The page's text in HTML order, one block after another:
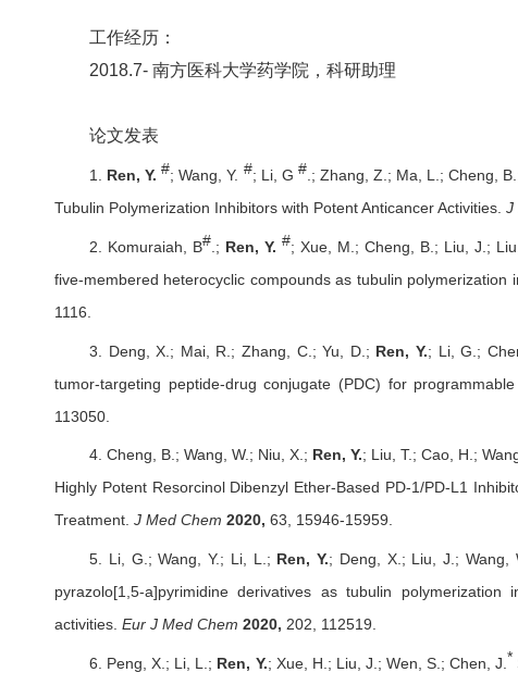
工作经历：
2018.7- 南方医科大学药学院，科研助理
论文发表
1. Ren, Y. #; Wang, Y. #; Li, G #.; Zhang, Z.; Ma, L.; Cheng,
Tubulin Polymerization Inhibitors with Potent Anticancer Activities. J
2. Komuraiah, B#.; Ren, Y. #; Xue, M.; Cheng, B.; Liu, J.;
five-membered heterocyclic compounds as tubulin
1116.
3. Deng, X.; Mai, R.; Zhang, C.; Yu, D.; Ren, Y.; Li, G.;
tumor-targeting peptide-drug conjugate (PDC) for
113050.
4. Cheng, B.; Wang, W.; Niu, X.; Ren, Y.; Liu, T.; Cao, H.;
Highly Potent Resorcinol Dibenzyl Ether-Based PD-1/PD-L1
Treatment. J Med Chem 2020, 63, 15946-15959.
5. Li, G.; Wang, Y.; Li, L.; Ren, Y.; Deng, X.; Liu, J.; Wang,
pyrazolo[1,5-a]pyrimidine derivatives as tubulin
activities. Eur J Med Chem 2020, 202, 112519.
6. Peng, X.; Li, L.; Ren, Y.; Xue, H.; Liu, J.; Wen, S.; Chen, J. *